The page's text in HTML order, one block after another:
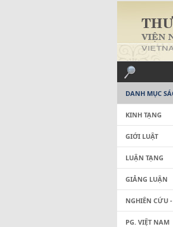
DANH MỤC
KINH TẠNG
GIỚI LUẬT
LUẬN TẠNG
GIẢNG LUẬN
NGHIÊN CỨU
PG. VIỆT NAM